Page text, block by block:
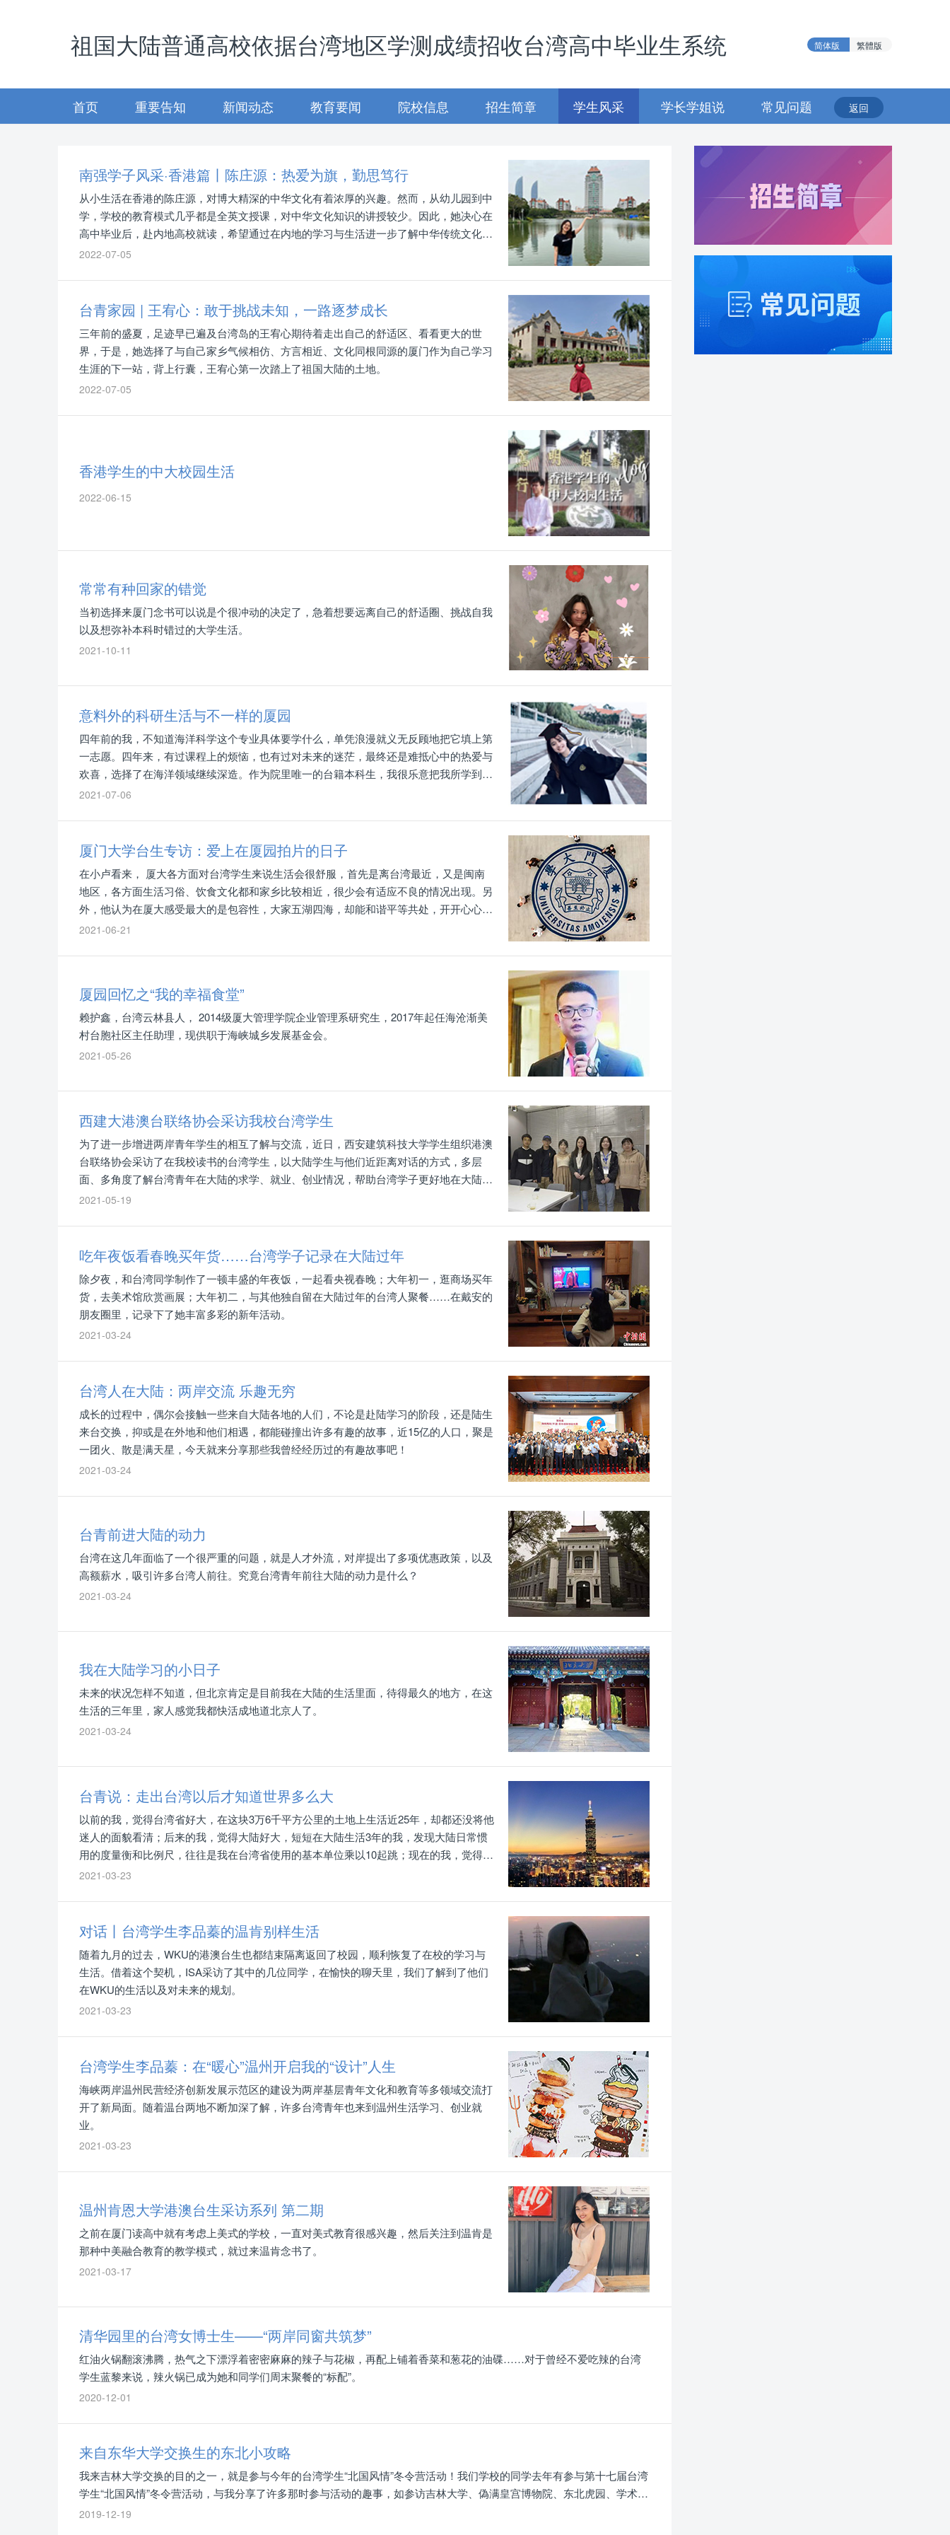
祖国大陆普通高校依据台湾地区学测成绩招收台湾高中毕业生系统 简体版 繁體版
首页 重要告知 新闻动态 教育要闻 院校信息 招生简章 学生风采 学长学姐说 常见问题 返回
南强学子风采·香港篇丨陈庄源：热爱为旗，勤思笃行
从小生活在香港的陈庄源，对博大精深的中华文化有着浓厚的兴趣。然而，从幼儿园到中
学，学校的教育模式几乎都是全英文授课，对中华文化知识的讲授较少。因此，她决心在
高中毕业后，赴内地高校就读，希望通过在内地的学习与生活进一步了解中华传统文化与
悠久的历史。
2022-07-05
台青家园 | 王宥心：敢于挑战未知，一路逐梦成长
三年前的盛夏，足迹早已遍及台湾岛的王宥心期待着走出自己的舒适区、看看更大的世
界，于是，她选择了与自己家乡气候相仿、方言相近、文化同根同源的厦门作为自己学习
生涯的下一站，背上行囊，王宥心第一次踏上了祖国大陆的土地。
2022-07-05
香港学生的中大校园生活
2022-06-15
常常有种回家的错觉
当初选择来厦门念书可以说是个很冲动的决定了，急着想要远离自己的舒适圈、挑战自我
以及想弥补本科时错过的大学生活。
2021-10-11
意料外的科研生活与不一样的厦园
四年前的我，不知道海洋科学这个专业具体要学什么，单凭浪漫就义无反顾地把它填上第
一志愿。四年来，有过课程上的烦恼，也有过对未来的迷茫，最终还是难抵心中的热爱与
欢喜，选择了在海洋领域继续深造。作为院里唯一的台籍本科生，我很乐意把我所学到
的、了解的点滴分享给大家，也将此作为本科阶段的一份回忆。
2021-07-06
厦门大学台生专访：爱上在厦园拍片的日子
在小卢看来， 厦大各方面对台湾学生来说生活会很舒服，首先是离台湾最近，又是闽南
地区，各方面生活习俗、饮食文化都和家乡比较相近，很少会有适应不良的情况出现。另
外，他认为在厦大感受最大的是包容性，大家五湖四海，却能和谐平等共处，开开心心做
朋友。
2021-06-21
厦园回忆之“我的幸福食堂”
赖护鑫，台湾云林县人， 2014级厦大管理学院企业管理系研究生，2017年起任海沧渐美
村台胞社区主任助理，现供职于海峡城乡发展基金会。
2021-05-26
西建大港澳台联络协会采访我校台湾学生
为了进一步增进两岸青年学生的相互了解与交流，近日，西安建筑科技大学学生组织港澳
台联络协会采访了在我校读书的台湾学生，以大陆学生与他们近距离对话的方式，多层
面、多角度了解台湾青年在大陆的求学、就业、创业情况，帮助台湾学子更好地在大陆学
习、生活，“两岸一家亲，共圆中国梦”，两岸青年将会携手共创未来。
2021-05-19
吃年夜饭看春晚买年货……台湾学子记录在大陆过年
除夕夜，和台湾同学制作了一顿丰盛的年夜饭，一起看央视春晚；大年初一，逛商场买年
货，去美术馆欣赏画展；大年初二，与其他独自留在大陆过年的台湾人聚餐……在戴安的
朋友圈里，记录下了她丰富多彩的新年活动。
2021-03-24
台湾人在大陆：两岸交流 乐趣无穷
成长的过程中，偶尔会接触一些来自大陆各地的人们，不论是赴陆学习的阶段，还是陆生
来台交换，抑或是在外地和他们相遇，都能碰撞出许多有趣的故事，近15亿的人口，聚是
一团火、散是满天星，今天就来分享那些我曾经经历过的有趣故事吧！
2021-03-24
台青前进大陆的动力
台湾在这几年面临了一个很严重的问题，就是人才外流，对岸提出了多项优惠政策，以及
高额薪水，吸引许多台湾人前往。究竟台湾青年前往大陆的动力是什么？
2021-03-24
我在大陆学习的小日子
未来的状况怎样不知道，但北京肯定是目前我在大陆的生活里面，待得最久的地方，在这
生活的三年里，家人感觉我都快活成地道北京人了。
2021-03-24
台青说：走出台湾以后才知道世界多么大
以前的我，觉得台湾省好大，在这块3万6千平方公里的土地上生活近25年，却都还没将他
迷人的面貌看清；后来的我，觉得大陆好大，短短在大陆生活3年的我，发现大陆日常惯
用的度量衡和比例尺，往往是我在台湾省使用的基本单位乘以10起跳；现在的我，觉得世
界好大，发达的交通运输让位处台湾省南部的高雄，来返北京不过6个小时，而一趟往返
象世界的广度……
2021-03-23
对话丨台湾学生李品蓁的温肯别样生活
随着九月的过去，WKU的港澳台生也都结束隔离返回了校园，顺利恢复了在校的学习与
生活。借着这个契机，ISA采访了其中的几位同学，在愉快的聊天里，我们了解到了他们
在WKU的生活以及对未来的规划。
2021-03-23
台湾学生李品蓁：在“暖心”温州开启我的“设计”人生
海峡两岸温州民营经济创新发展示范区的建设为两岸基层青年文化和教育等多领域交流打
开了新局面。随着温台两地不断加深了解，许多台湾青年也来到温州生活学习、创业就
业。
2021-03-23
温州肯恩大学港澳台生采访系列 第二期
之前在厦门读高中就有考虑上美式的学校，一直对美式教育很感兴趣，然后关注到温肯是
那种中美融合教育的教学模式，就过来温肯念书了。
2021-03-17
清华园里的台湾女博士生——“两岸同窗共筑梦”
红油火锅翻滚沸腾，热气之下漂浮着密密麻麻的辣子与花椒，再配上铺着香菜和葱花的油碟……对于曾经不爱吃辣的台湾
学生蓝黎来说，辣火锅已成为她和同学们周末聚餐的“标配”。
2020-12-01
来自东华大学交换生的东北小攻略
我来吉林大学交换的目的之一，就是参与今年的台湾学生“北国风情”冬令营活动！我们学校的同学去年有参与第十七届台湾
学生“北国风情”冬令营活动，与我分享了许多那时参与活动的趣事，如参访吉林大学、偽满皇宫博物院、东北虎园、学术交
流和体验滑雪等。
2019-12-19